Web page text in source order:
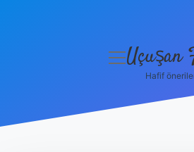
menüyü
Uçuşan
Hafif